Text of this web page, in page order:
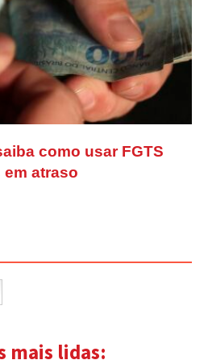
como usar FGTS
atraso
mais lidas: